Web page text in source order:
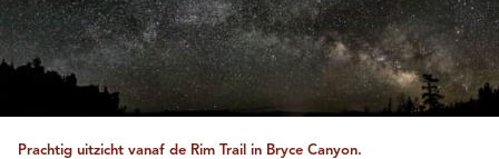
Prachtig uitzicht vanaf de Rim Trail in Bryce Canyon.